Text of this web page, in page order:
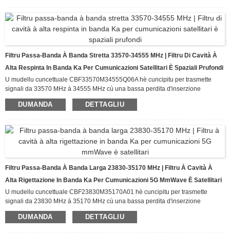
microonde congestionati.
Filtru Passa-Banda À Banda Stretta 33570-34555 MHz | Filtru Di Cavità À
Alta Respinta In Banda Ka Per Cumunicazioni Satellitari È Spaziali Prufondi
U mudellu cuncettuale CBF33570M34555Q06A hè cuncipitu per trasmette
signali da 33570 MHz à 34555 MHz cù una bassa perdita d'inserzione
(≤3.0dB) mentre furnisce un rigettu eccezziunale di signali indesiderati fora di
a banda passante. Cù un rigettu ≥45dB da DC à 32 GHz è un rigettu ≥70dB da
ambienti à onde millimetriche congestionate.
DUMANDA DETTAGLIU
Filtru Passa-Banda À Banda Larga 23830-35170 MHz | Filtru À Cavità À
Alta Rigettazione In Banda Ka Per Cumunicazioni 5G MmWave È Satellitari
U mudellu cuncettuale CBF23830M35170A01 hè cuncipitu per trasmette
signali da 23830 MHz à 35170 MHz cù una bassa perdita d'inserzione
(≤2.0dB) mentre furnisce un rigettu eccezziunale di signali indesiderati fora di
a banda passante. Cù un rigettu ≥60dB da DC à 11340 MHz è da 47660 MHz
DUMANDA DETTAGLIU